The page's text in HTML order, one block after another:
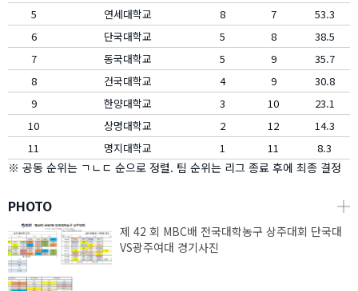
5
연세대학교 8 7
53.3
6
단국대학교 5 8
38.5
7
동국대학교 5 9
35.7
8
건국대학교 4 9
30.8
9
한양대학교 3 10
23.1
10
상명대학교 2 12
14.3
11
명지대학교 1 11 8.3
※ 공동 순위는 ㄱㄴㄷ 순으로 정렬. 팀 순위는 리그 종료 후에 최종 결정
PHOTO ┼
제 42 회 MBC배 전국대학농구 상주대회 단국대
VS광주여대 경기사진